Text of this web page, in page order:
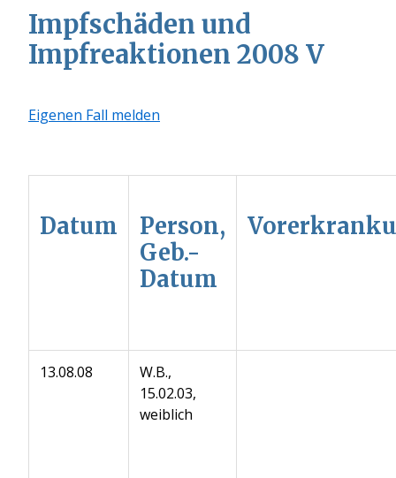
Impfschäden und
Impfreaktionen 2008 V
Eigenen Fall melden
Datum
Person,
Geb.-
Datum
13.08.08
W.B.,
15.02.03,
weiblich